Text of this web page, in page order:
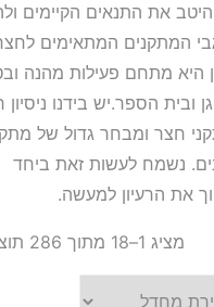
את התנאים הקיימים
המתקנים המתאימים
היא מתחם פעילות מהנה
ובית הספר.יש בידנו ניסיון
חצר ומבחר גדול של
נשמח לעשות זאת ביחד
את הרעיון למעשה.
מציג 1–18 מתוך 286 תוצאות